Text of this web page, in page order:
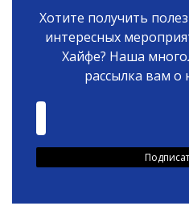
Хотите получить
интересных
Хайфе? Наша
рассылка вам о